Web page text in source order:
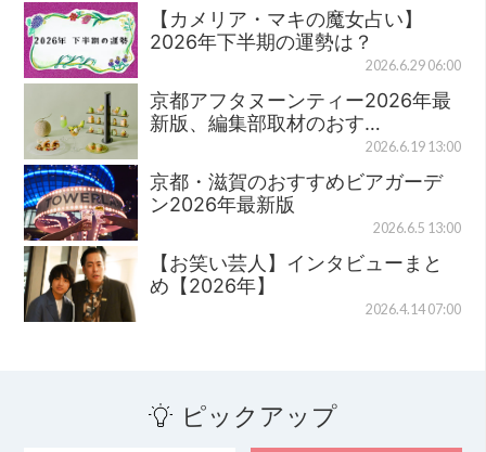
【カメリア・マキの魔女占い】
2026年下半期の運勢は？
2026.6.29 06:00
京都アフタヌーンティー2026年最
新版、編集部取材のおす…
2026.6.19 13:00
京都・滋賀のおすすめビアガーデ
ン2026年最新版
2026.6.5 13:00
【お笑い芸人】インタビューまと
め【2026年】
2026.4.14 07:00
ピックアップ